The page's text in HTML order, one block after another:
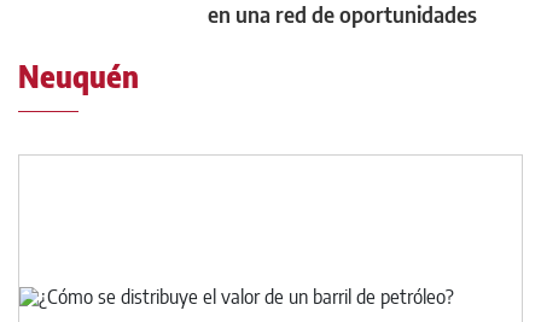
en una red de oportunidades
Neuquén